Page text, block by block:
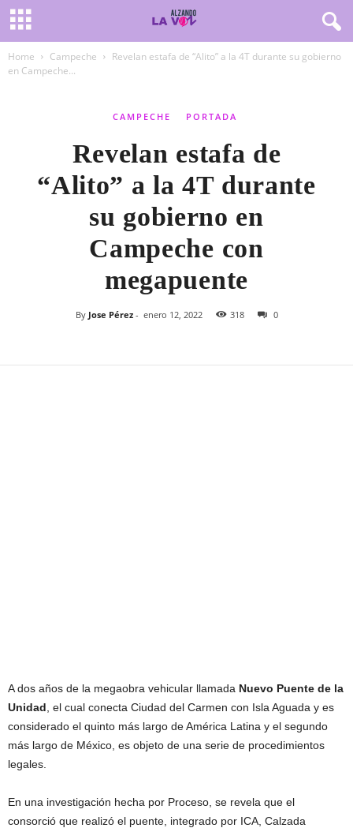
Home Campeche
Revelan estafa de “Alito” a la 4T durante su gobierno
en Campeche...
CAMPECHE PORTADA
Revelan estafa de
“Alito” a la 4T durante
su gobierno en
Campeche con
megapuente
By Jose Pérez- enero 12, 2022 318 0
A dos años de la megaobra vehicular llamada Nuevo Puente de la
Unidad , el cual conecta Ciudad del Carmen con Isla Aguada y es
considerado el quinto más largo de América Latina y el segundo
más largo de México, es objeto de una serie de procedimientos
legales.
En una investigación hecha por Proceso, se revela que el
consorció que realizó el puente, integrado por ICA, Calzada